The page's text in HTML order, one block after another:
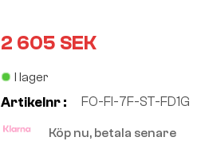
2 605 SEK
I lager
Artikelnr : FO-FI-7F-ST-FD1G
Köp nu, betala senare